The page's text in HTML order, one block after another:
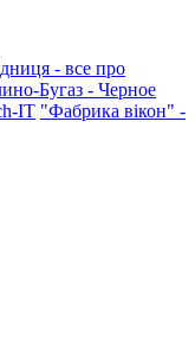
- все про
Бугаз - Черное
IT "Фабрика вікон" -